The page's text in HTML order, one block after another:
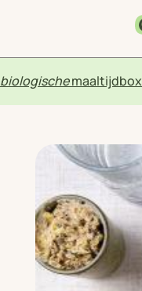
biologischemaaltijdbox